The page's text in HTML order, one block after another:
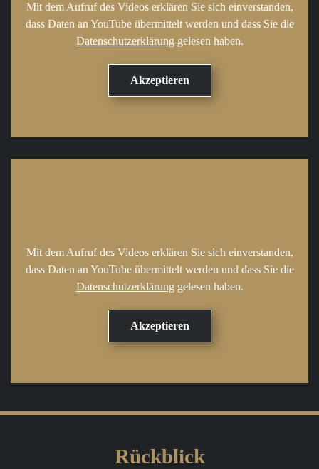
Mit dem Aufruf des Videos erklären Sie sich einverstanden,
dass Daten an YouTube übermittelt werden und dass Sie die
Datenschutzerklärung gelesen haben.
Mit dem Aufruf des Videos erklären Sie sich einverstanden,
dass Daten an YouTube übermittelt werden und dass Sie die
Datenschutzerklärung gelesen haben.
Rückblick